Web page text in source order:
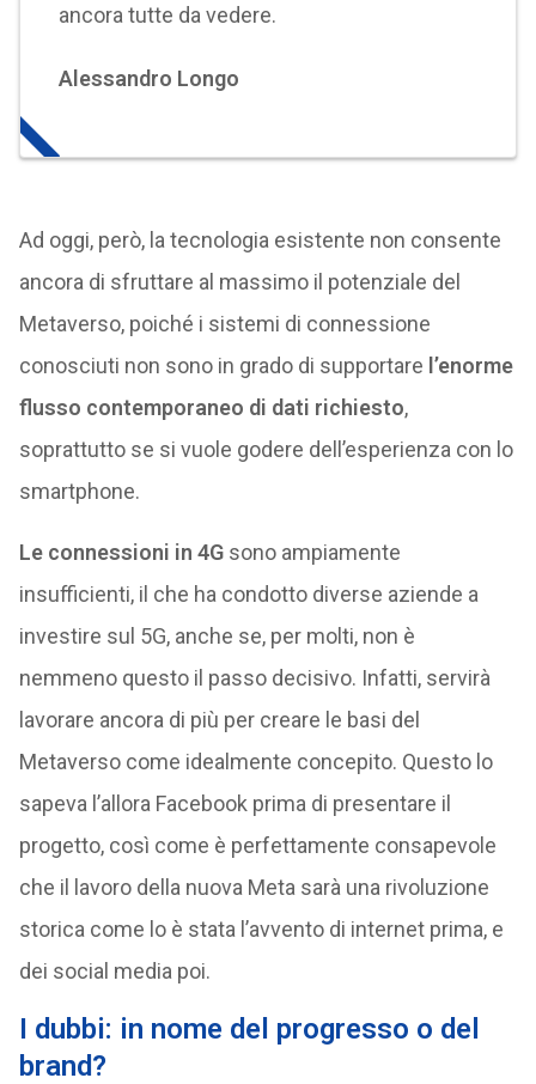
ancora tutte da vedere.
Alessandro Longo
Ad oggi, però, la tecnologia esistente non consente
ancora di sfruttare al massimo il potenziale del
Metaverso, poiché i sistemi di connessione
conosciuti non sono in grado di supportare l’enorme
flusso contemporaneo di dati richiesto,
soprattutto se si vuole godere dell’esperienza con lo
smartphone.
Le connessioni in 4Gsono ampiamente
insufficienti, il che ha condotto diverse aziende a
investire sul 5G, anche se, per molti, non è
nemmeno questo il passo decisivo. Infatti, servirà
lavorare ancora di più per creare le basi del
Metaverso come idealmente concepito. Questo lo
sapeva l’allora Facebook prima di presentare il
progetto, così come è perfettamente consapevole
che il lavoro della nuova Meta sarà una rivoluzione
storica come lo è stata l’avvento di internet prima, e
dei social media poi.
I dubbi: in nome del progresso o del
brand?